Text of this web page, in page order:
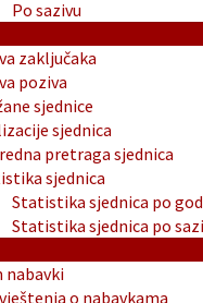
Po sazivu
zaključaka
poziva
sjednice
sjednica
pretraga sjednica
sjednica
Statistika sjednica po
Statistika sjednica po
nabavki
o nabavkama